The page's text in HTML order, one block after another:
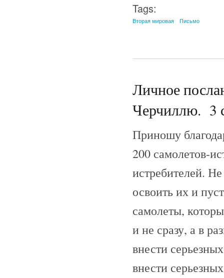
Tags:
Вторая мировая Письмо
Личное
Черчиллю. 3
Приношу
200 самолетов-
истребителей.
освоить их и
самолеты,
и не сразу, а в
внести
внести